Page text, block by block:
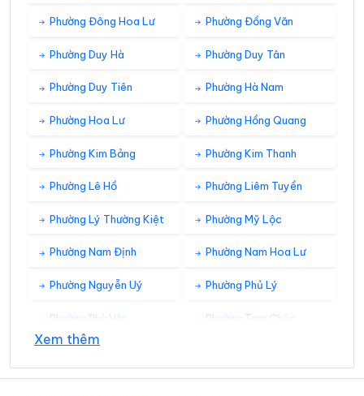
28° 35° Mây đen u ám
03:00 28°/34° Mây đen u ám
04:00 28° 34° Mây đen u ám
36°
Phường Đông Hoa Lư Phường Đồng Văn
Phường Duy Hà Phường Duy Tân
Phường Duy Tiên Phường Hà Nam
Phường Hoa Lư Phường Hồng Quang
Phường Kim Bảng Phường Kim Thanh
Phường Lê Hồ Phường Liêm Tuyền
Phường Lý Thường Kiệt Phường Mỹ Lộc
Phường Nam Định Phường Nam Hoa Lư
Phường Nguyễn Uý Phường Phủ Lý
Phường Phù Vân Phường Tam Chúc
Xem thêm